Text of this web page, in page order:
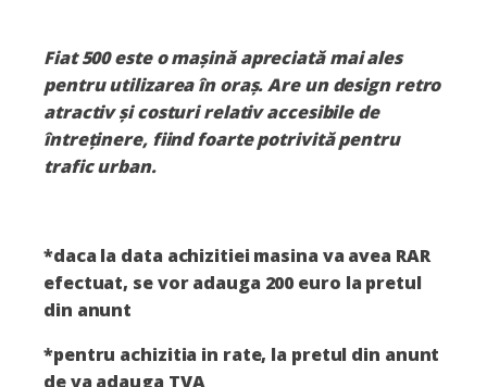
Fiat 500este o mașină apreciată mai ales
pentru utilizarea în oraș. Are un design retro
atractiv și costuri relativ accesibile de
întreținere, fiind foarte potrivită pentru
trafic urban.
*daca la data achizitiei masina va avea RAR
efectuat, se vor adauga 200 euro la pretul
din anunt
*pentru achizitia in rate, la pretul din anunt
de va adauga TVA